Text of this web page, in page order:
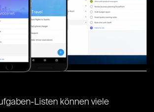
Listen können viele